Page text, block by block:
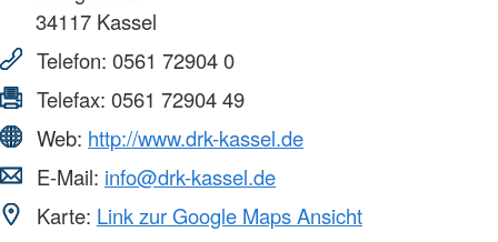
34117 Kassel
Telefon: 0561 72904 0
Telefax: 0561 72904 49
Web: http://www.drk-kassel.de
E-Mail: info@drk-kassel.de
Karte: Link zur Google Maps Ansicht